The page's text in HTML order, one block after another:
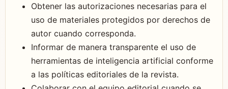
Obtener las autorizaciones necesarias para el
uso de materiales protegidos por derechos de
autor cuando corresponda.
Informar de manera transparente el uso de
herramientas de inteligencia artificial conforme
a las políticas editoriales de la revista.